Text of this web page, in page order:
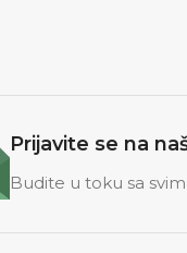
Prijavite se na
Budite u toku sa